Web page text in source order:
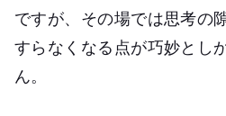
ですが、その場では思考の
すらなくなる点が巧妙とし
ん。